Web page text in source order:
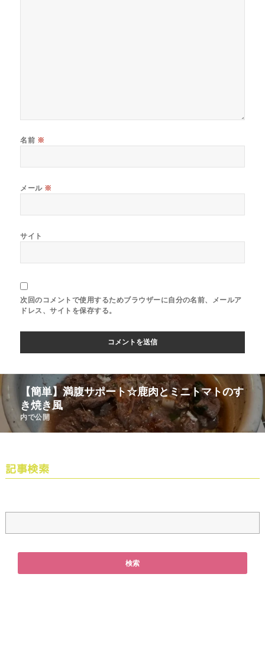
名前 ※
メール ※
サイト
次回のコメントで使用するためブラウザーに自分の名前、メールア
ドレス、サイトを保存する。
【簡単】満腹サポート☆鹿肉とミニトマトのす
き焼き風
内で公開
記事検索